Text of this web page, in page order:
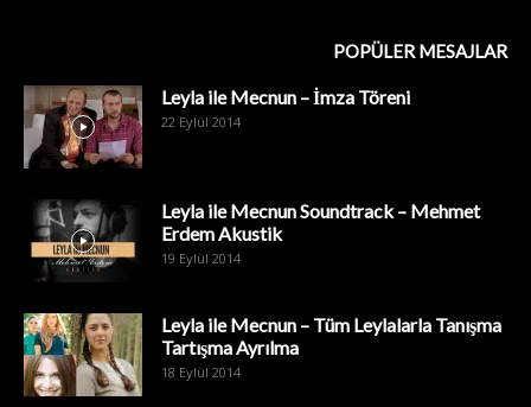
POPÜLER MESAJLAR
Leyla ile Mecnun – İmza Töreni
22 Eylül 2014
Leyla ile Mecnun Soundtrack – Mehmet
Erdem Akustik
19 Eylül 2014
Leyla ile Mecnun – Tüm Leylalarla Tanışma
Tartışma Ayrılma
18 Eylül 2014